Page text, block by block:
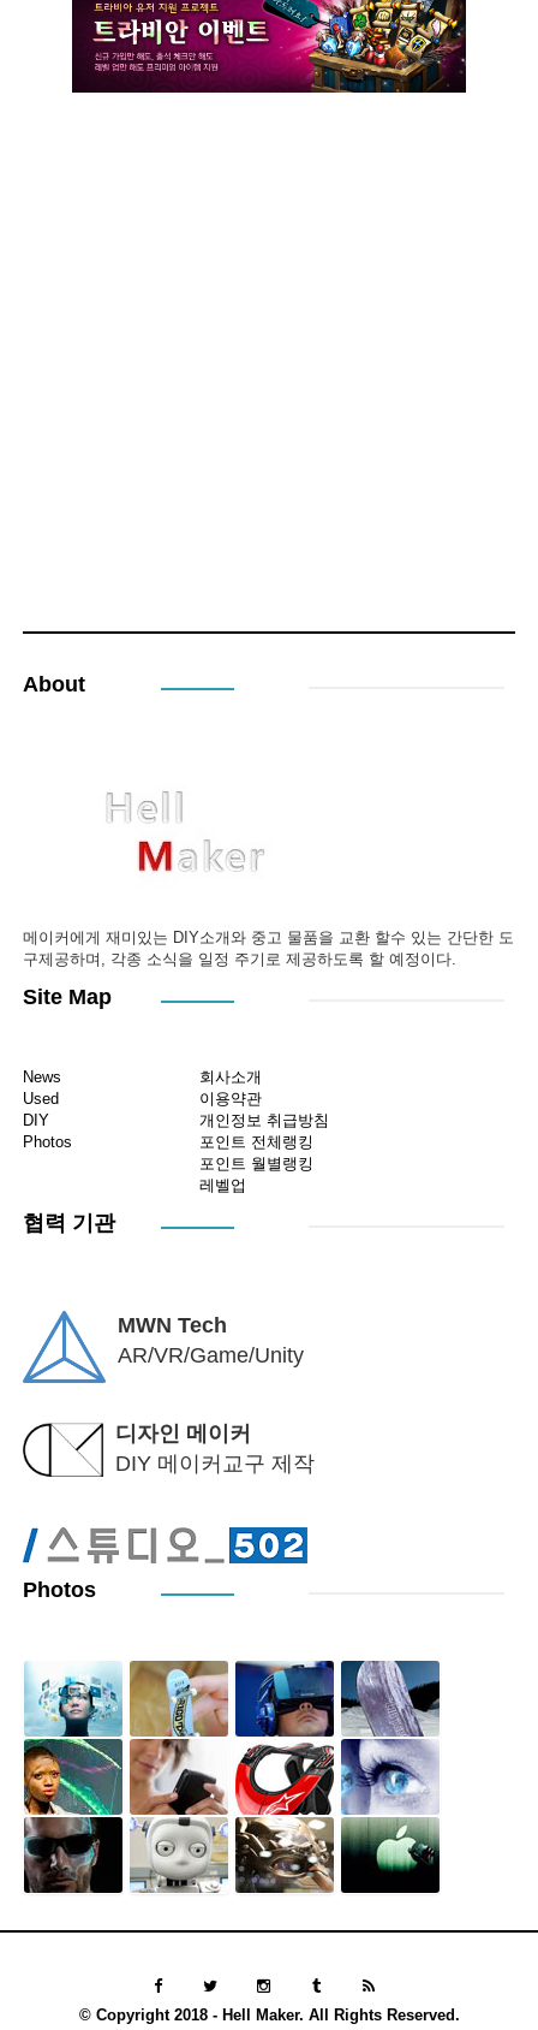
About
메이커에게 재미있는 DIY소개와 중고 물품을 교환 할수 있는 간단한 도
구제공하며, 각종 소식을 일정 주기로 제공하도록 할 예정이다.
Site Map
News
Used
DIY
Photos
회사소개
이용약관
개인정보 취급방침
포인트 전체랭킹
포인트 월별랭킹
레벨업
협력 기관
MWN Tech
AR/VR/Game/Unity
디자인 메이커
DIY 메이커교구 제작
Photos
© Copyright 2018 - Hell Maker. All Rights Reserved.